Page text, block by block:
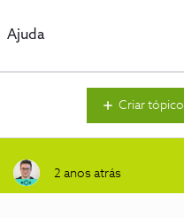
Ajuda
Criar tópico
2 anos atrás